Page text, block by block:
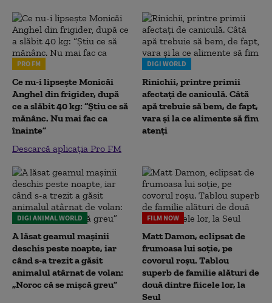
PRO FM
Ce nu-i lipsește Monicăi
Anghel din frigider, după
ce a slăbit 40 kg: “Știu ce să
mănânc. Nu mai fac ca
înainte”
Descarcă aplicația Pro FM
DIGI WORLD
Rinichii, printre primii
afectați de caniculă. Câtă
apă trebuie să bem, de fapt,
vara și la ce alimente să fim
atenți
DIGI ANIMAL WORLD
A lăsat geamul mașinii
deschis peste noapte, iar
când s-a trezit a găsit
animalul atârnat de volan:
„Noroc că se mișcă greu”
FILM NOW
Matt Damon, eclipsat de
frumoasa lui soție, pe
covorul roșu. Tablou
superb de familie alături de
două dintre fiicele lor, la
Seul